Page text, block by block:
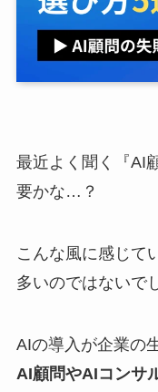
最近よく聞く『AI
要かな…？
こんな風に感じて
多いのではないで
AIの導入が企業の
AI顧問やAIコンサ